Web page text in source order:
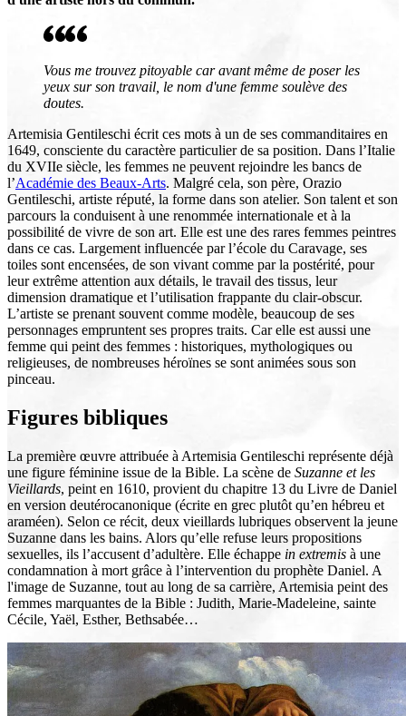
Vous me trouvez pitoyable car avant même de poser les
yeux sur son travail, le nom d'une femme soulève des
doutes.
Artemisia Gentileschi écrit ces mots à un de ses commanditaires en
1649, consciente du caractère particulier de sa position. Dans l’Italie
du XVIIe siècle, les femmes ne peuvent rejoindre les bancs de
l’Académie des Beaux-Arts. Malgré cela, son père, Orazio
Gentileschi, artiste réputé, la forme dans son atelier. Son talent et son
parcours la conduisent à une renommée internationale et à la
possibilité de vivre de son art. Elle est une des rares femmes peintres
dans ce cas. Largement influencée par l’école du Caravage, ses
toiles sont encensées, de son vivant comme par la postérité, pour
leur extrême attention aux détails, le travail des tissus, leur
dimension dramatique et l’utilisation frappante du clair-obscur.
L’artiste se prenant souvent comme modèle, beaucoup de ses
personnages empruntent ses propres traits. Car elle est aussi une
femme qui peint des femmes : historiques, mythologiques ou
religieuses, de nombreuses héroïnes se sont animées sous son
pinceau.
Figures bibliques
La première œuvre attribuée à Artemisia Gentileschi représente déjà
une figure féminine issue de la Bible. La scène de Suzanne et les
Vieillards, peint en 1610, provient du chapitre 13 du Livre de Daniel
en version deutérocanonique (écrite en grec plutôt qu’en hébreu et
araméen). Selon ce récit, deux vieillards lubriques observent la jeune
Suzanne dans les bains. Alors qu’elle refuse leurs propositions
sexuelles, ils l’accusent d’adultère. Elle échappe in extremis à une
condamnation à mort grâce à l’intervention du prophète Daniel. A
l'image de Suzanne, tout au long de sa carrière, Artemisia peint des
femmes marquantes de la Bible : Judith, Marie-Madeleine, sainte
Cécile, Yaël, Esther, Bethsabée…